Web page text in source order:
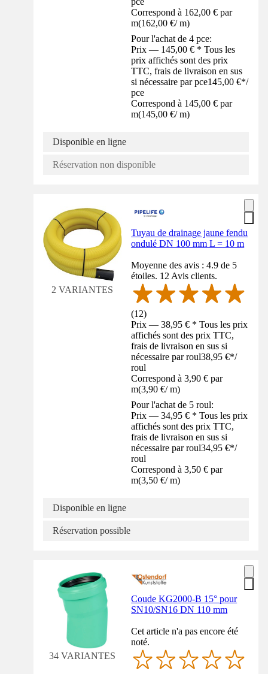
Correspond à 162,00 € par
m(162,00 €/ m)
Pour l'achat de 4 pce:
Prix — 145,00 € * Tous les
prix affichés sont des prix
TTC, frais de livraison en sus
si nécessaire par pce145,00 €*/
pce
Correspond à 145,00 € par
m(145,00 €/ m)
Disponible en ligne
Réservation non disponible
2 VARIANTES
Tuyau de drainage jaune fendu
ondulé DN 100 mm L = 10 m
Moyenne des avis : 4.9 de 5
étoiles. 12 Avis clients.
(12)
Prix — 38,95 € * Tous les prix
affichés sont des prix TTC,
frais de livraison en sus si
nécessaire par roul38,95 €*/
roul
Correspond à 3,90 € par
m(3,90 €/ m)
Pour l'achat de 5 roul:
Prix — 34,95 € * Tous les prix
affichés sont des prix TTC,
frais de livraison en sus si
nécessaire par roul34,95 €*/
roul
Correspond à 3,50 € par
m(3,50 €/ m)
Disponible en ligne
Réservation possible
34 VARIANTES
Coude KG2000-B 15° pour
SN10/SN16 DN 110 mm
Cet article n'a pas encore été
noté.